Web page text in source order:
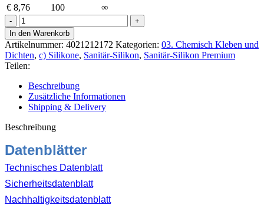
€ 8,76 100
∞
Ottoseal
S-
100
Sanitär-
Silikon
300ml
C808
asphaltgrau
Menge
In den Warenkorb
Artikelnummer: 4021212172 Kategorien: 03. Chemisch Kleben und
Dichten, c) Silikone, Sanitär-Silikon, Sanitär-Silikon Premium
Teilen:
Beschreibung
Zusätzliche Informationen
Shipping & Delivery
Beschreibung
Datenblätter
Technisches Datenblatt
Sicherheitsdatenblatt
Nachhaltigkeitsdatenblatt